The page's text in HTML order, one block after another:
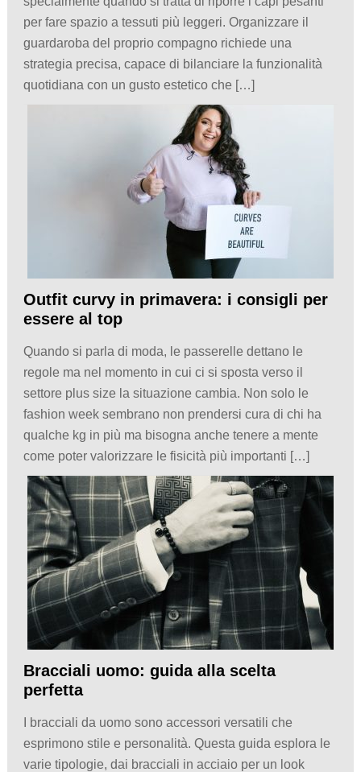
per fare spazio a tessuti più leggeri. Organizzare il
guardaroba del proprio compagno richiede una
strategia precisa, capace di bilanciare la funzionalità
quotidiana con un gusto estetico che […]
Outfit curvy in primavera: i consigli per
essere al top
Quando si parla di moda, le passerelle dettano le
regole ma nel momento in cui ci si sposta verso il
settore plus size la situazione cambia. Non solo le
fashion week sembrano non prendersi cura di chi ha
qualche kg in più ma bisogna anche tenere a mente
come poter valorizzare le fisicità più importanti […]
Bracciali uomo: guida alla scelta
perfetta
I bracciali da uomo sono accessori versatili che
esprimono stile e personalità. Questa guida esplora le
varie tipologie, dai bracciali in acciaio per un look